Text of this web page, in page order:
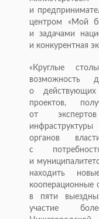
и
центром «Мой
и задачами
и конкурентная
«Круглые
возможность
о действующих
проектов,
от
органов
с
и
находить
кооперационные
в пяти
участие